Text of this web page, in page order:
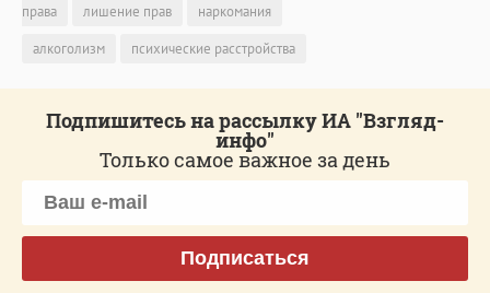
права
лишение прав
наркомания
алкоголизм
психические расстройства
Подпишитесь на рассылку ИА "Взгляд-
инфо"
Только самое важное за день
Подписаться